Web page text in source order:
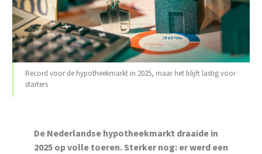
Record voor de hypotheekmarkt in 2025, maar het blijft lastig voor
starters
De Nederlandse hypotheekmarkt draaide in
2025 op volle toeren. Sterker nog: er werd een